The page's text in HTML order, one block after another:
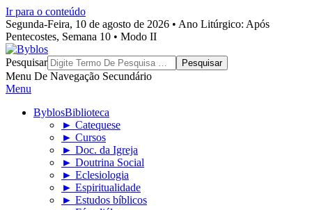
Ir para o conteúdo
Segunda-Feira, 10 de agosto de 2026 • Ano Litúrgico: Após
Pentecostes, Semana 10 • Modo II
Byblos
Pesquisar
Menu De Navegação Secundário
Menu
ByblosBiblioteca
► Catequese
► Cursos
► Doc. da Igreja
► Doutrina Social
► Eclesiologia
► Espiritualidade
► Estudos bíblicos